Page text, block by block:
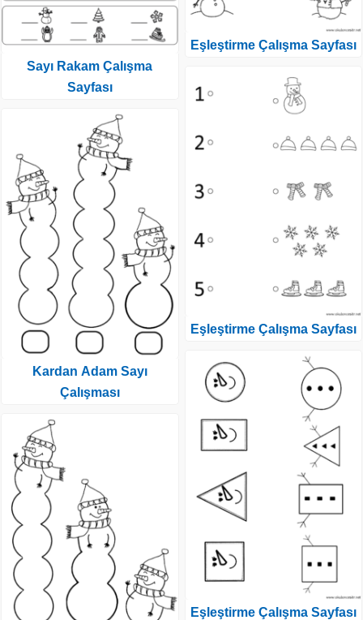
Sayı Rakam Çalışma
Sayfası
Kardan Adam Sayı
Çalışması
Eşleştirme Çalışma Sayfası
Eşleştirme Çalışma Sayfası
Eşleştirme Çalışma Sayfası